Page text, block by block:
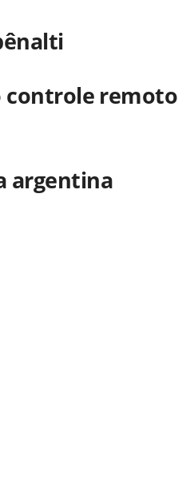
controle remoto
argentina